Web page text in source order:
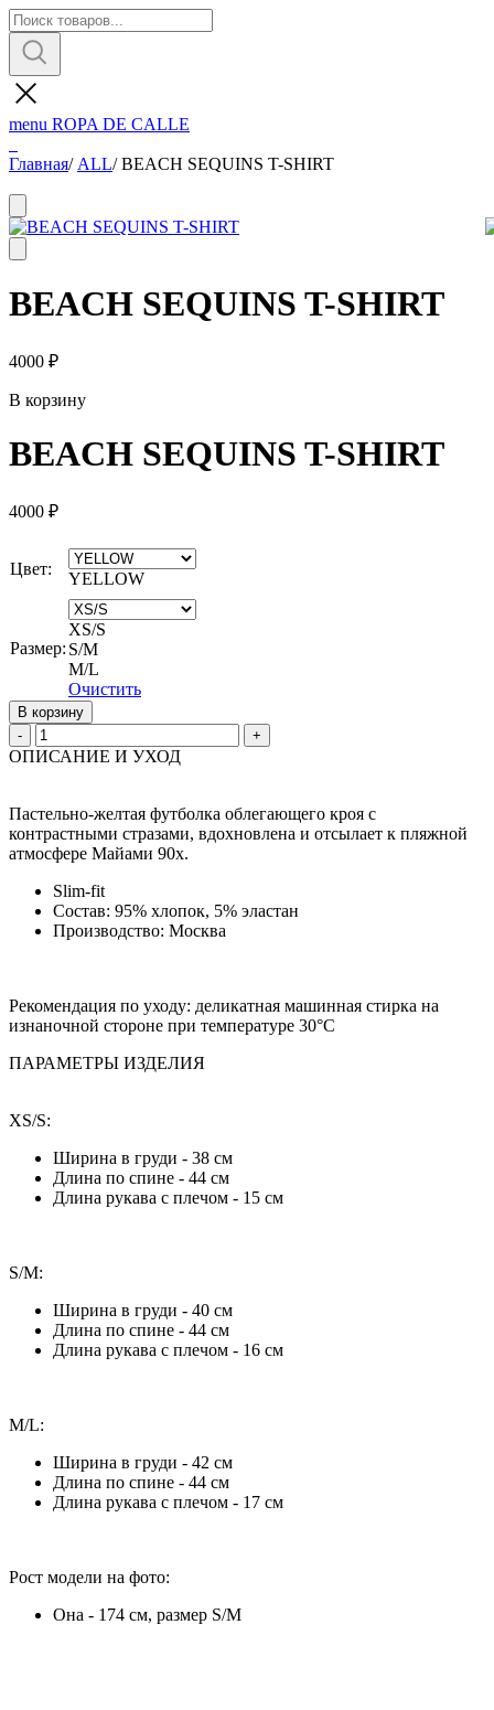
menu ROPA DE CALLE
Главная/ ALL/BEACH SEQUINS T-SHIRT
BEACH SEQUINS T-SHIRT
4000 ₽
В корзину
BEACH SEQUINS T-SHIRT
4000 ₽
Цвет:
YELLOW
Размер:
XS/S
S/M
M/L
Очистить
В корзину
Quantity
ОПИСАНИЕ И УХОД
Пастельно-желтая футболка облегающего кроя с
контрастными стразами, вдохновлена и отсылает к пляжной
атмосфере Майами 90х.
Slim-fit
Состав: 95% хлопок, 5% эластан
Производство: Москва
Рекомендация по уходу: деликатная машинная стирка на
изнаночной стороне при температуре 30°С
ПАРАМЕТРЫ ИЗДЕЛИЯ
XS/S:
Ширина в груди - 38 см
Длина по спине - 44 см
Длина рукава с плечом - 15 см
S/M:
Ширина в груди - 40 см
Длина по спине - 44 см
Длина рукава с плечом - 16 см
M/L:
Ширина в груди - 42 см
Длина по спине - 44 см
Длина рукава с плечом - 17 см
Рост модели на фото:
Она - 174 см, размер S/M